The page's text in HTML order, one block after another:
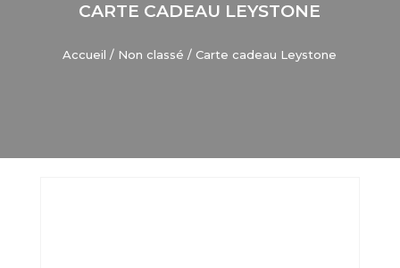
CARTE CADEAU LEYSTONE
Accueil / Non classé / Carte cadeau Leystone